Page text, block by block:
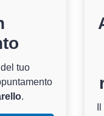
tuo
.